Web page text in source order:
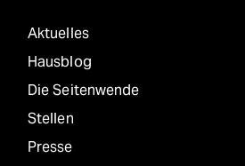
Aktuelles
Hausblog
Die Seitenwende
Stellen
Presse